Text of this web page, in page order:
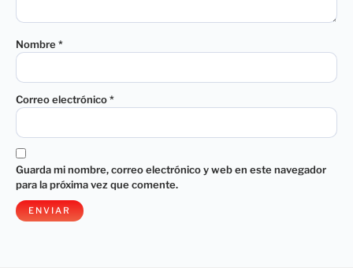
Nombre*
Correo electrónico*
Guarda mi nombre, correo electrónico y web en este navegador
para la próxima vez que comente.